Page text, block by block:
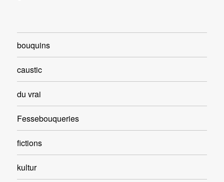
bouquins
caustic
du vrai
Fessebouqueries
fictions
kultur